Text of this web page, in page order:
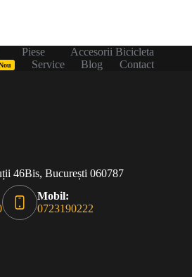
Piese
Accesorii Bicicleta
Service Blog
Contact
46Bis, București 060787
Mobil:
0723190222